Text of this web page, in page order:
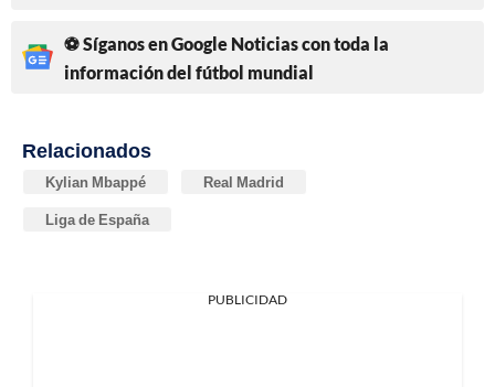
⚽ Síganos en Google Noticias con toda la
información del fútbol mundial
Relacionados
Kylian Mbappé Real Madrid
Liga de España
PUBLICIDAD